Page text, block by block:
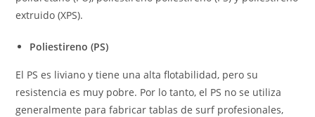
extruido (XPS).
Poliestireno (PS)
El PS es liviano y tiene una alta flotabilidad, pero su
resistencia es muy pobre. Por lo tanto, el PS no se utiliza
generalmente para fabricar tablas de surf profesionales,